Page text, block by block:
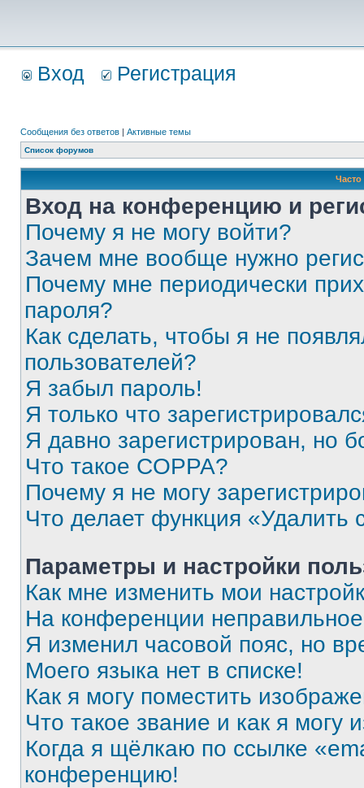
Вход Регистрация
Сообщения без ответов | Активные темы
Список форумов
Вход на конференцию и
Почему я не могу войти?
Зачем мне вообще нужно
Почему мне периодически
пароля?
Как сделать, чтобы я не
пользователей?
Я забыл пароль!
Я только что
Я давно зарегистрирован, но
Что такое COPPA?
Почему я не могу
Что делает функция «Удалить
Параметры и настройки
Как мне изменить мои
На конференции
Я изменил часовой пояс, но
Моего языка нет в списке!
Как я могу поместить
Что такое звание и как я могу
Когда я щёлкаю по ссылке
конференцию!